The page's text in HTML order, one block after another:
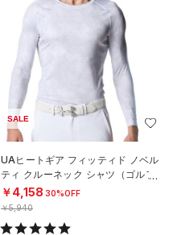
SALE
UAヒートギア フィッティド ノベル
ティ クルーネック シャツ（ゴルフ/
MEN）
￥4,158 30%OFF
￥5,940